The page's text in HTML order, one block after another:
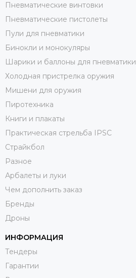
Пневматические винтовки
Пневматические пистолеты
Пули для пневматики
Бинокли и монокуляры
Шарики и баллоны для пневматики
Холодная пристрелка оружия
Мишени для оружия
Пиротехника
Книги и плакаты
Практическая стрельба IPSC
Страйкбол
Разное
Арбалеты и луки
Чем дополнить заказ
Бренды
Дроны
ИНФОРМАЦИЯ
Тендеры
Гарантии